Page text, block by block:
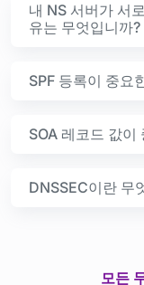
내 NS 서버가 서
유는 무엇입니까?
SPF 등록이 중요
SOA 레코드 값이
DNSSEC이란 무
모든